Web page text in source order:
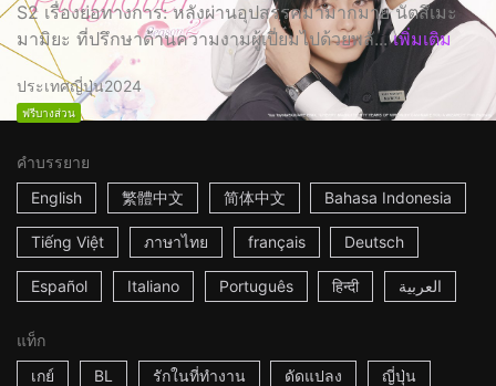
S2 เรื่องย่อทางการ: หลังผ่านอุปสรรคมามากมาย นัตสึเมะ
มามิยะ ที่ปรึกษาด้านความงามผู้เปี่ยมไปด้วยพลั... เพิ่มเติม
ประเทศญี่ปุ่น2024
ฟรีบางส่วน
คำบรรยาย
English
繁體中文 简体中文 Bahasa Indonesia
Tiếng Việt ภาษาไทย français Deutsch
Español Italiano Português हिन्दी العربية
แท็ก
เกย์
BL รักในที่ทำงาน ดัดแปลง ญี่ปุ่น